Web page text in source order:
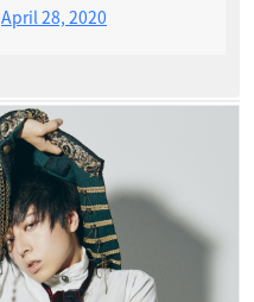
April 28, 2020